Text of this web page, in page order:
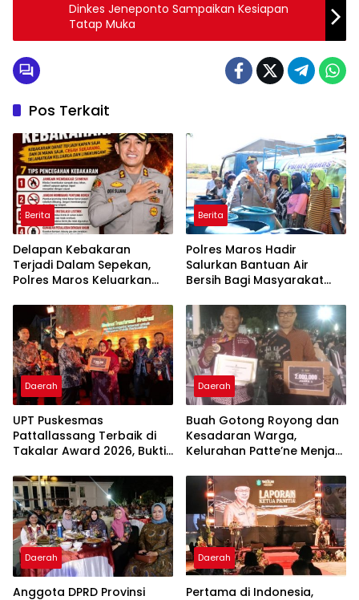
Dinkes Jeneponto Sampaikan Kesiapan
Tatap Muka
Pos Terkait
Berita
Delapan Kebakaran
Terjadi Dalam Sepekan,
Polres Maros Keluarkan
Masyarakat
Berita
Polres Maros Hadir
Salurkan Bantuan Air
Bersih Bagi Masyarakat
Di Maros
Daerah
UPT Puskesmas
Pattallassang Terbaik di
Takalar Award 2026, Bukti
Pelayanan Kesehatan
Berkualitas
Daerah
Buah Gotong Royong dan
Kesadaran Warga,
Kelurahan Patte’ne Menjadi
2026
Daerah
Anggota DPRD Provinsi
Daerah
Pertama di Indonesia,